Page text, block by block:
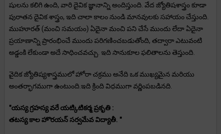
షులను కలిగి ఉంది, వారి దైవిక జ్ఞానాన్ని అందిస్తుంది. వేద జ్యోతిషశాస్త్రం కూడా
పురాతన దైవిక శాస్త్రం, ఇది చాలా కాలం నుండి మానవులకు సహాయం చేస్తుంది.
ముహూరత్ (మంచి సమయం) ఏదైనా మంచి పని చేసే ముందు లేదా ఏదైనా
ప్రయాణాన్ని ప్రారంభించే ముందు పరిగణించబడుతోంది, తద్వారా ఎటువంటి
అడ్డంకి లేకుండా అదే సాధించవచ్చు. ఇది సానుకూల ఫలితాలను తెస్తుంది.
వైదిక జ్యోతిష్యశాస్త్రములో హోరా చక్రము అనేది ఒక ముఖ్యమైన మరియు
అంతర్భాగముగా ఉంటుంది.ఇది క్రింది విధముగా వర్ణింపబడినది.
"యస్య గ్రహస్య వరే యట్కిటికర్మ ప్రకృతి :
తటస్య కాల హొరయన్ సర్వమేవ విద్యాతీ. "